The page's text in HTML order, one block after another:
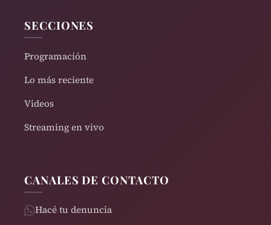
SECCIONES
Programación
Lo más reciente
Videos
Streaming en vivo
CANALES DE CONTACTO
Hacé tu denuncia